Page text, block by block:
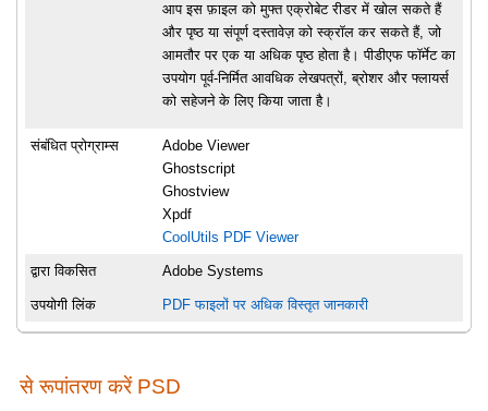
आप इस फ़ाइल को मुफ्त एक्रोबेट रीडर में खोल सकते हैं
और पृष्ठ या संपूर्ण दस्तावेज़ को स्क्रॉल कर सकते हैं, जो
आमतौर पर एक या अधिक पृष्ठ होता है। पीडीएफ फॉर्मेट का
उपयोग पूर्व-निर्मित आवधिक लेखपत्रों, ब्रोशर और फ्लायर्स
को सहेजने के लिए किया जाता है।
संबंधित प्रोग्राम्स
Adobe Viewer
Ghostscript
Ghostview
Xpdf
CoolUtils PDF Viewer
द्वारा विकसित Adobe Systems
उपयोगी लिंक PDF फाइलों पर अधिक विस्तृत जानकारी
से रूपांतरण करें PSD